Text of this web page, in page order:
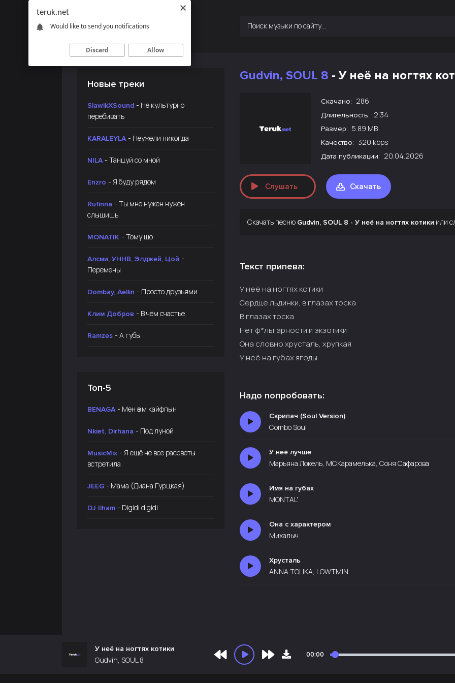
Новые треки
SlawikXSound - Не культурно
перебивать
KARALEYLA - Неужели никогда
NILA - Танцуй со мной
Enzro - Я буду рядом
Rufinna - Ты мне нужен нужен
слышишь
MONATIK - Тому що
Алсми, УННВ, Элджей, Цой -
Перемены
Dombay, Aellin - Просто друзьями
Клим Добров - В чём счастье
Ramzes - А губы
Топ-5
BENAGA - Мен өзім кайфпын
Nkiet, Dirhana - Под луной
MusicMix - Я ещё не все рассветы
встретила
JEEG - Мама (Диана Гурцкая)
DJ Ilham - Digidi digidi
Gudvin, SOUL 8 - У неё на ногтях
Скачано: 286
Длительность: 2:34
Размер: 5.89 MB
Качество: 320 kbps
Дата публикации: 20.04.2026
Слушать Скачать
Скачать песню Gudvin, SOUL 8 - У неё на ногтях котики или
Текст припева:
У неё на ногтях котики
Сердце льдинки, в глазах тоска
В глазах тоска
Нет ф*льгарности и экзотики
Она словно хрусталь, хрупкая
У неё на губах ягоды
Надо попробовать:
Скрипач (Soul Version)
Combo Soul
У неё лучше
Марьяна Локель, МСКарамелька, Соня Сафарова
Имя на губах
MONTAL'
Она с характером
Михалыч
Хрусталь
ANNA TOLIKA, LOWTMIN
У неё на ногтях котики
Gudvin, SOUL 8
00:00
teruk.net
Would like to send you notifications
Discard Allow